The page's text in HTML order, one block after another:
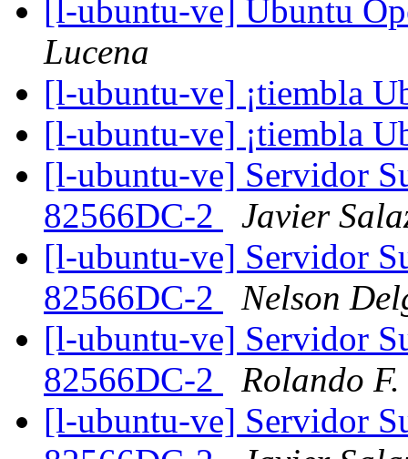
[l-ubuntu-ve] Ubuntu
Lucena
[l-ubuntu-ve] ¡tiembla
[l-ubuntu-ve] ¡tiembla
[l-ubuntu-ve] Servidor
82566DC-2
Javier
[l-ubuntu-ve] Servidor
82566DC-2
Nelson
[l-ubuntu-ve] Servidor
82566DC-2
Rolando
[l-ubuntu-ve] Servidor